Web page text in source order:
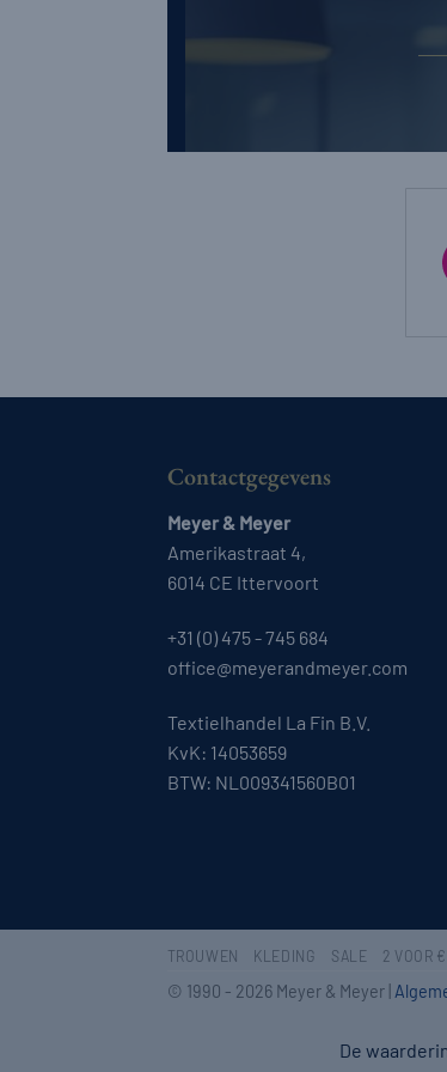
Contactgegevens
Meyer & Meyer
Amerikastraat 4,
6014 CE Ittervoort
+31 (0) 475 - 745 684
office@meyerandmeyer.com
Textielhandel La Fin B.V.
KvK: 14053659
BTW: NL009341560B01
TROUWEN KLEDING SALE 2 VOOR
© 1990 - 2026 Meyer & Meyer |
De